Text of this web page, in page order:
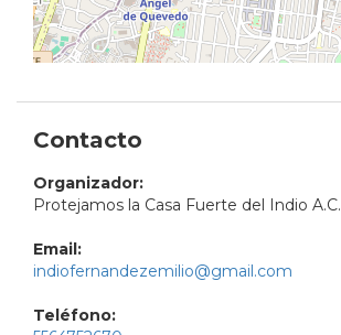
Contacto
Organizador:
Protejamos la Casa Fuerte del Indio A.C.
Email:
indiofernandezemilio@gmail.com
Teléfono: